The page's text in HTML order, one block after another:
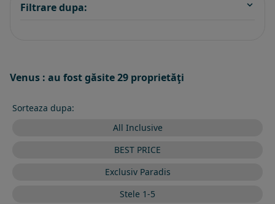
Filtrare dupa:
Venus : au fost găsite 29 proprietăţi
Sorteaza dupa:
All Inclusive
BEST PRICE
Exclusiv Paradis
Stele 1-5